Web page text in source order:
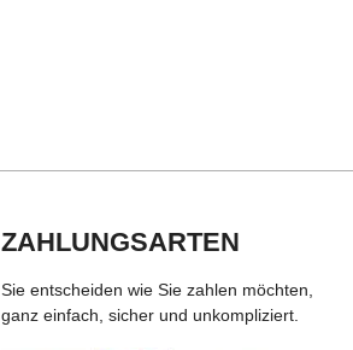
ZAHLUNGSARTEN
Sie entscheiden wie Sie zahlen möchten,
ganz einfach, sicher und unkompliziert.